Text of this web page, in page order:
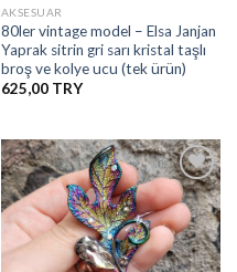
AKSESUAR
80ler vintage model – Elsa Janjan
Yaprak sitrin gri sarı kristal taşlı
broş ve kolye ucu (tek ürün)
625,00
İstek
Listesine
Ekle